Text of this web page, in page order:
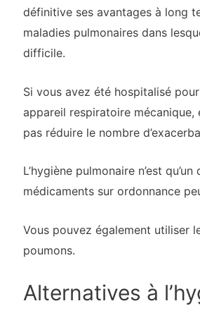
définitive ses avantages à long
maladies pulmonaires dans
difficile.
Si vous avez été hospitalisé
appareil respiratoire mécanique,
pas réduire le nombre
L’hygiène pulmonaire n’est
médicaments sur ordonnance
Vous pouvez également utiliser
poumons.
Alternatives à